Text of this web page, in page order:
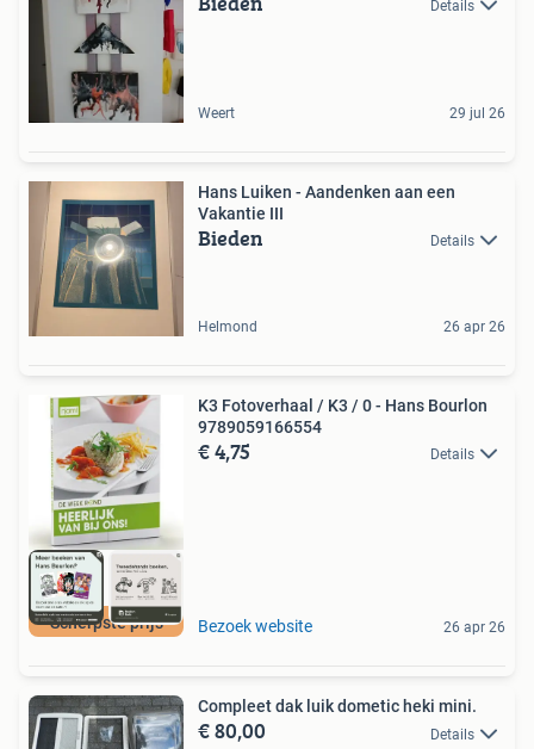
Details
Weert 29 jul 26
Hans Luiken - Aandenken aan een
Vakantie III
Bieden Details
Helmond 26 apr 26
Scherpste prijs
K3 Fotoverhaal / K3 / 0 - Hans Bourlon
9789059166554
€ 4,75 Details
Bezoek website 26 apr 26
Compleet dak luik dometic heki mini.
€ 80,00 Details